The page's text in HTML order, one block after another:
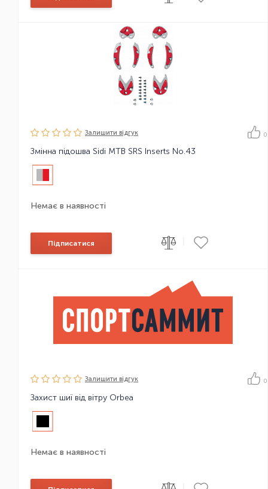
Залишити вiдгук 0
Змінна підошва Sidi MTB SRS Inserts No.43
Немає в наявності
Підписатися
Залишити вiдгук 0
Захист шиї від вітру Orbea
Немає в наявності